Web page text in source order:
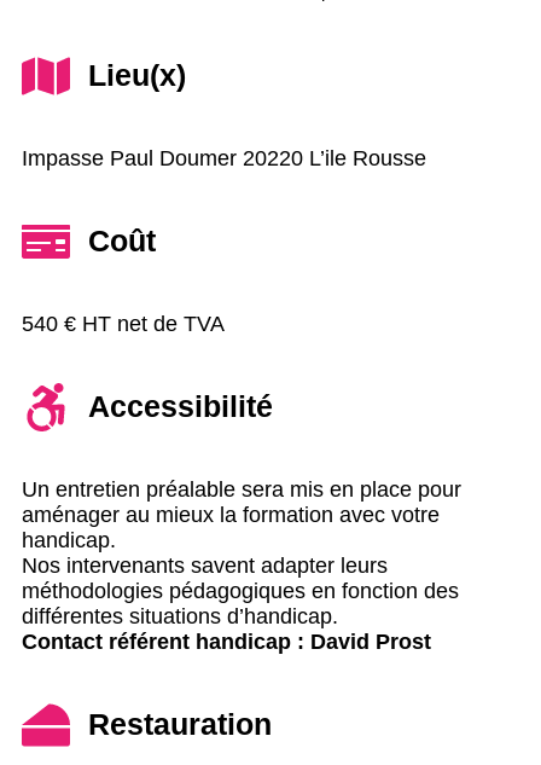
Lieu(x)
Impasse Paul Doumer 20220 L’ile Rousse
Coût
540 € HT net de TVA
Accessibilité
Un entretien préalable sera mis en place pour
aménager au mieux la formation avec votre
handicap.
Nos intervenants savent adapter leurs
méthodologies pédagogiques en fonction des
différentes situations d’handicap.
Contact référent handicap : David Prost
Restauration